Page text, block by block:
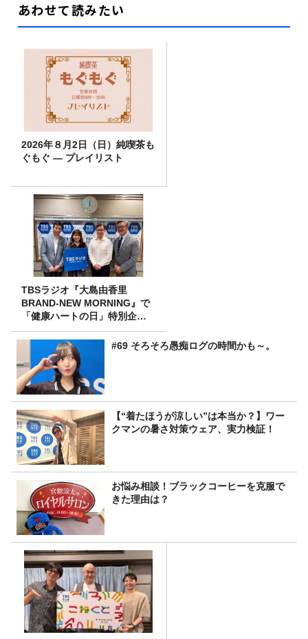
あわせて読みたい
2026年８月2日（日）純喫茶も
ぐもぐ ― プレイリスト
TBSラジオ『大島由香里
BRAND-NEW MORNING』で
「健康ハートの日」特別企画
を8/10（月）に放送
#69 そろそろ愚痴ログの時間かも～。
【“着たほうが涼しい”は本当か？】ワー
クマンの暑さ対策ウェア、実力検証！
お悩み相談！ブラックコーヒーを克服で
きた理由は？